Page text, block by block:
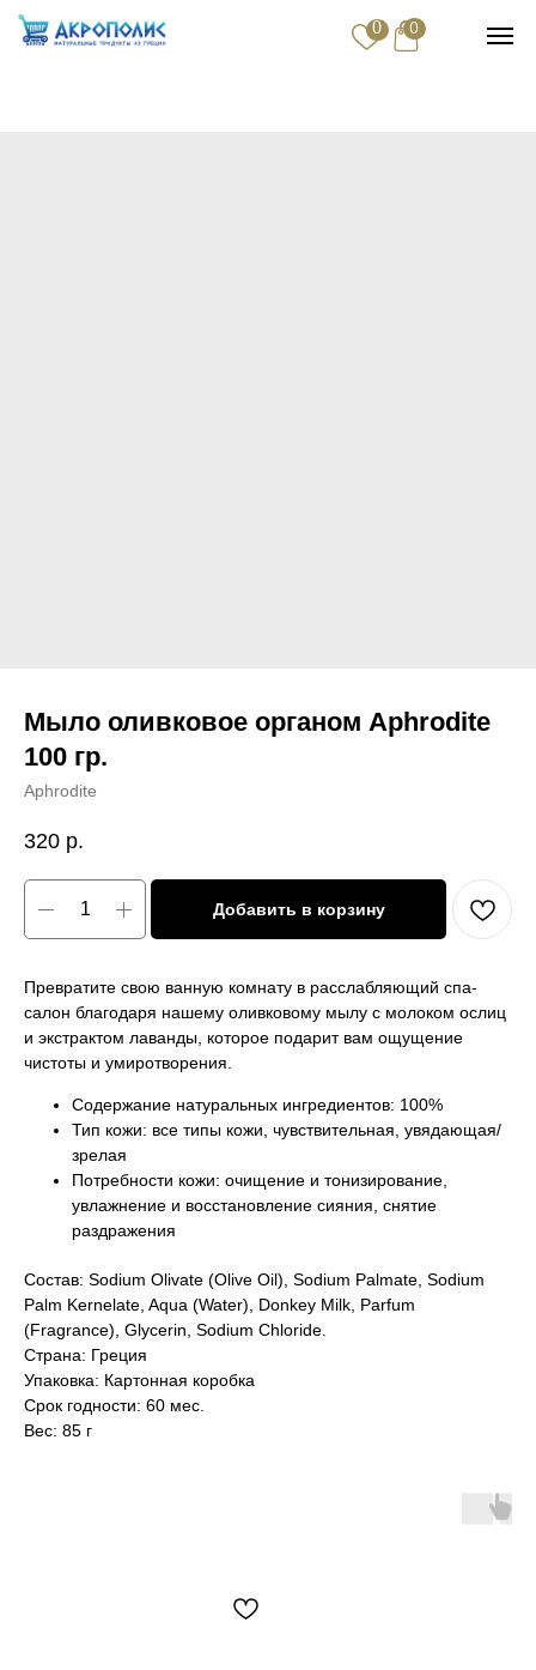
0 0
Мыло оливковое органом Aphrodite
100 гр.
Aphrodite
320 р.
Добавить в корзину
Превратите свою ванную комнату в расслабляющий спа-
салон благодаря нашему оливковому мылу с молоком ослиц
и экстрактом лаванды, которое подарит вам ощущение
чистоты и умиротворения.
Содержание натуральных ингредиентов: 100%
Тип кожи: все типы кожи, чувствительная, увядающая/
зрелая
Потребности кожи: очищение и тонизирование,
увлажнение и восстановление сияния, снятие
раздражения
Состав: Sodium Olivate (Olive Oil), Sodium Palmate, Sodium
Palm Kernelate, Aqua (Water), Donkey Milk, Parfum
(Fragrance), Glycerin, Sodium Chloride.
Страна: Греция
Упаковка: Картонная коробка
Срок годности: 60 мес.
Вес: 85 г